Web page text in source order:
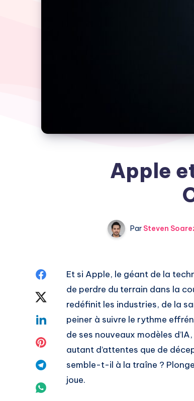
Apple
ParSteven
Share
Facebook
Twitter
Share
Pinterest
Share
Share
Et si Apple, le géant de la
de perdre du terrain dans la
redéfinit les industries, de la
peiner à suivre le rythme
de ses nouveaux modèles
autant d’attentes que de
semble-t-il à la traîne ?
joue.